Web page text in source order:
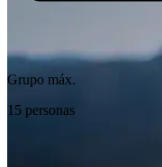
Grupo máx.
15 personas